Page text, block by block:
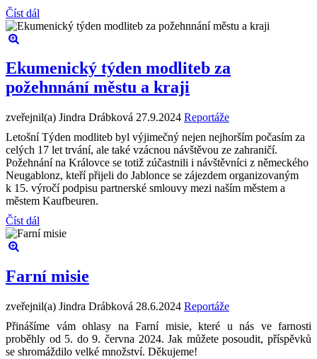
Číst dál
Ekumenický týden modliteb za
požehnnání městu a kraji
zveřejnil(a) Jindra Drábková 27.9.2024 Reportáže
Letošní Týden modliteb byl výjimečný nejen nejhorším počasím za
celých 17 let trvání, ale také vzácnou návštěvou ze zahraničí.
Požehnání na Královce se totiž zúčastnili i návštěvníci z německého
Neugablonz, kteří přijeli do Jablonce se zájezdem organizovaným
k 15. výročí podpisu partnerské smlouvy mezi naším městem a
městem Kaufbeuren.
Číst dál
Farní misie
zveřejnil(a) Jindra Drábková 28.6.2024 Reportáže
Přinášíme vám ohlasy na Farní misie, které u nás ve farnosti
proběhly od 5. do 9. června 2024. Jak můžete posoudit, příspěvků
se shromáždilo velké množství. Děkujeme!